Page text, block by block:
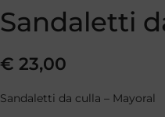
Sandaletti
€ 23,00
Sandaletti da culla – Mayoral